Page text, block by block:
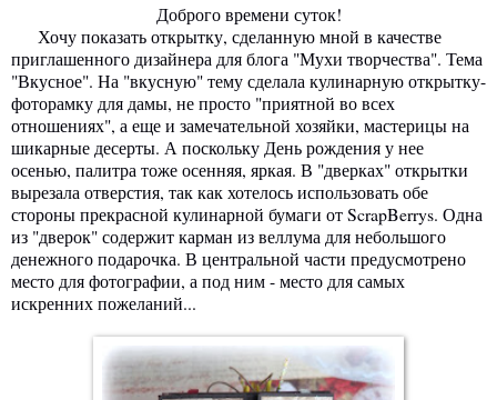
Доброго времени суток!
Хочу показать открытку, сделанную мной в качестве
приглашенного дизайнера для блога "Мухи творчества". Тема
"Вкусное". На "вкусную" тему сделала кулинарную открытку-
фоторамку для дамы, не просто "приятной во всех
отношениях", а еще и замечательной хозяйки, мастерицы на
шикарные десерты. А поскольку День рождения у нее
осенью, палитра тоже осенняя, яркая. В "дверках" открытки
вырезала отверстия, так как хотелось использовать обе
стороны прекрасной кулинарной бумаги от ScrapBerrys. Одна
из "дверок" содержит карман из веллума для небольшого
денежного подарочка. В центральной части предусмотрено
место для фотографии, а под ним - место для самых
искренних пожеланий...